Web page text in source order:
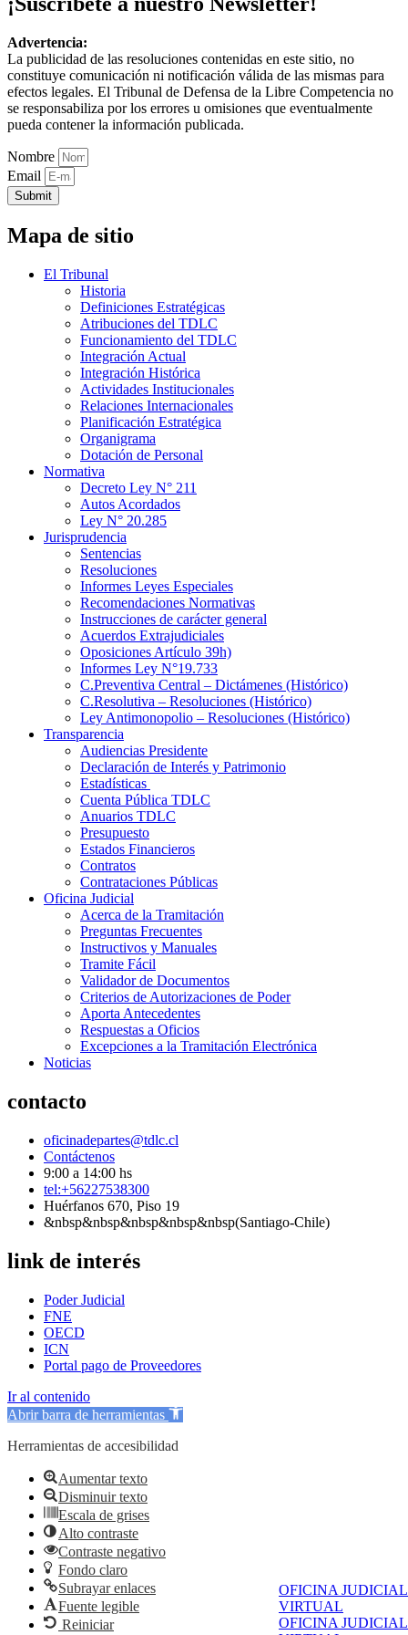
OFICINA JUDICIAL
VIRTUAL
OFICINA JUDICIAL
Advertencia:
La publicidad de las resoluciones contenidas en este sitio, no
constituye comunicación ni notificación válida de las mismas para
efectos legales. El Tribunal de Defensa de la Libre Competencia no
se responsabiliza por los errores u omisiones que eventualmente
pueda contener la información publicada.
Nombre
Email
Submit
Mapa de sitio
El Tribunal
Historia
Definiciones Estratégicas
Atribuciones del TDLC
Funcionamiento del TDLC
Integración Actual
Integración Histórica
Actividades Institucionales
Relaciones Internacionales
Planificación Estratégica
Organigrama
Dotación de Personal
Normativa
Decreto Ley N° 211
Autos Acordados
Ley N° 20.285
Jurisprudencia
Sentencias
Resoluciones
Informes Leyes Especiales
Recomendaciones Normativas
Instrucciones de carácter general
Acuerdos Extrajudiciales
Oposiciones Artículo 39h)
Informes Ley N°19.733
C.Preventiva Central – Dictámenes (Histórico)
C.Resolutiva – Resoluciones (Histórico)
Ley Antimonopolio – Resoluciones (Histórico)
Transparencia
Audiencias Presidente
Declaración de Interés y Patrimonio
Estadísticas
Cuenta Pública TDLC
Anuarios TDLC
Presupuesto
Estados Financieros
Contratos
Contrataciones Públicas
Oficina Judicial
Acerca de la Tramitación
Preguntas Frecuentes
Instructivos y Manuales
Tramite Fácil
Validador de Documentos
Criterios de Autorizaciones de Poder
Aporta Antecedentes
Respuestas a Oficios
Excepciones a la Tramitación Electrónica
Noticias
contacto
oficinadepartes@tdlc.cl
Contáctenos
9:00 a 14:00 hs
tel:+56227538300
Huérfanos 670, Piso 19
&nbsp&nbsp&nbsp&nbsp&nbsp(Santiago-Chile)
link de interés
Poder Judicial
FNE
OECD
ICN
Portal pago de Proveedores
Ir al contenido
Abrir barra de herramientas
Herramientas de accesibilidad
Aumentar texto
Disminuir texto
Escala de grises
Alto contraste
Contraste negativo
Fondo claro
Subrayar enlaces
Fuente legible
Reiniciar